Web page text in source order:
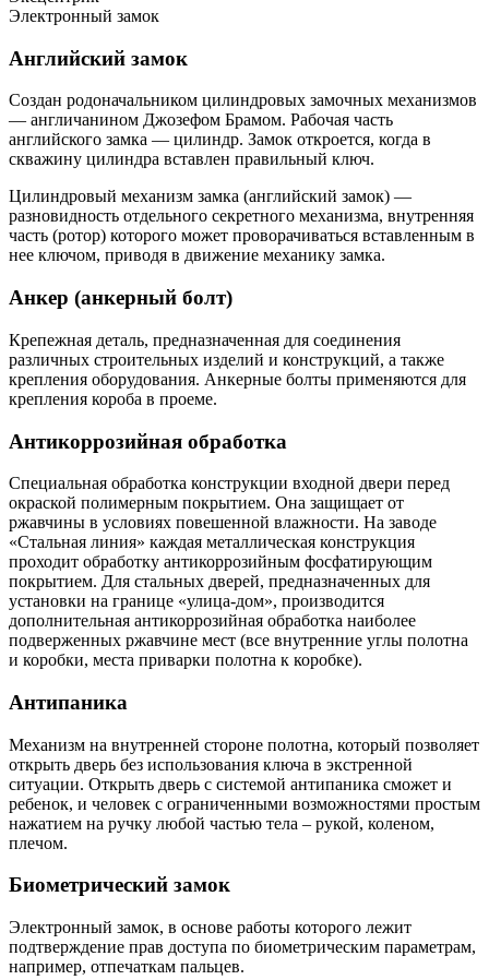
Электронный замок
Английский замок
Создан родоначальником цилиндровых замочных механизмов
— англичанином Джозефом Брамом. Рабочая часть
английского замка — цилиндр. Замок откроется, когда в
скважину цилиндра вставлен правильный ключ.
Цилиндровый механизм замка (английский замок) —
разновидность отдельного секретного механизма, внутренняя
часть (ротор) которого может проворачиваться вставленным в
нее ключом, приводя в движение механику замка.
Анкер (анкерный болт)
Крепежная деталь, предназначенная для соединения
различных строительных изделий и конструкций, а также
крепления оборудования. Анкерные болты применяются для
крепления короба в проеме.
Антикоррозийная обработка
Специальная обработка конструкции входной двери перед
окраской полимерным покрытием. Она защищает от
ржавчины в условиях повешенной влажности. На заводе
«Стальная линия» каждая металлическая конструкция
проходит обработку антикоррозийным фосфатирующим
покрытием. Для стальных дверей, предназначенных для
установки на границе «улица-дом», производится
дополнительная антикоррозийная обработка наиболее
подверженных ржавчине мест (все внутренние углы полотна
и коробки, места приварки полотна к коробке).
Антипаника
Механизм на внутренней стороне полотна, который позволяет
открыть дверь без использования ключа в экстренной
ситуации. Открыть дверь с системой антипаника сможет и
ребенок, и человек с ограниченными возможностями простым
нажатием на ручку любой частью тела – рукой, коленом,
плечом.
Биометрический замок
Электронный замок, в основе работы которого лежит
подтверждение прав доступа по биометрическим параметрам,
например, отпечаткам пальцев.